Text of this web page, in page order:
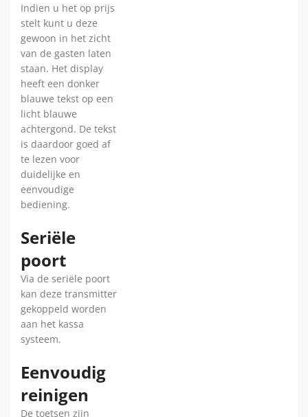
Indien u het op prijs
stelt kunt u deze
gewoon in het zicht
van de gasten laten
staan. Het display
heeft een donker
blauwe tekst op een
licht blauwe
achtergond. De tekst
is daardoor goed af
te lezen voor
duidelijke en
eenvoudige
bediening.
Seriële
poort
Via de seriële poort
kan deze transmitter
gekoppeld worden
aan het kassa
systeem.
Eenvoudig
reinigen
De toetsen zijn